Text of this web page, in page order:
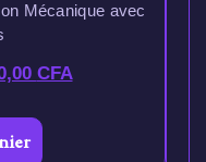
Mécanique avec
CFA